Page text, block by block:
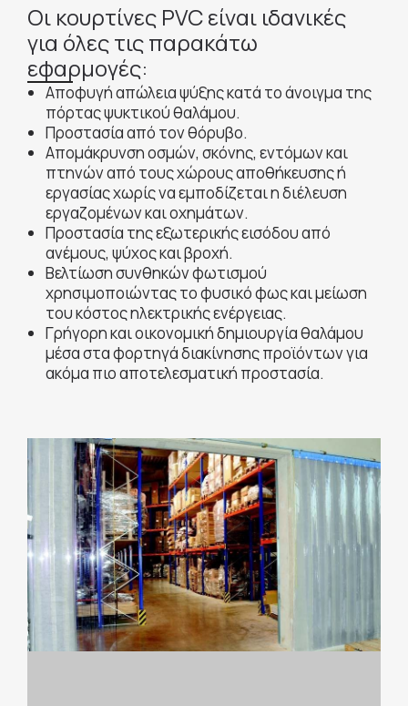
Οι κουρτίνες PVC είναι ιδανικές
για όλες τις παρακάτω
εφαρμογές:
Αποφυγή απώλεια ψύξης κατά το άνοιγμα της
πόρτας ψυκτικού θαλάμου.
Προστασία από τον θόρυβο.
Απομάκρυνση οσμών, σκόνης, εντόμων και
πτηνών από τους χώρους αποθήκευσης ή
εργασίας χωρίς να εμποδίζεται η διέλευση
εργαζομένων και οχημάτων.
Προστασία της εξωτερικής εισόδου από
ανέμους, ψύχος και βροχή.
Βελτίωση συνθηκών φωτισμού
χρησιμοποιώντας το φυσικό φως και μείωση
του κόστος ηλεκτρικής ενέργειας.
Γρήγορη και οικονομική δημιουργία θαλάμου
μέσα στα φορτηγά διακίνησης προϊόντων για
ακόμα πιο αποτελεσματική προστασία.